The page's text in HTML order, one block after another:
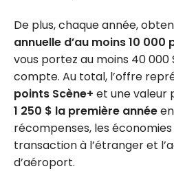
De plus, chaque année,
annuelle d’au moins 10 000
vous portez au moins 40 000
compte. Au total, l’offre
points Scène+ et une valeur
1 250 $ la première année
récompenses, les
transaction à l’étranger et
d’aéroport.